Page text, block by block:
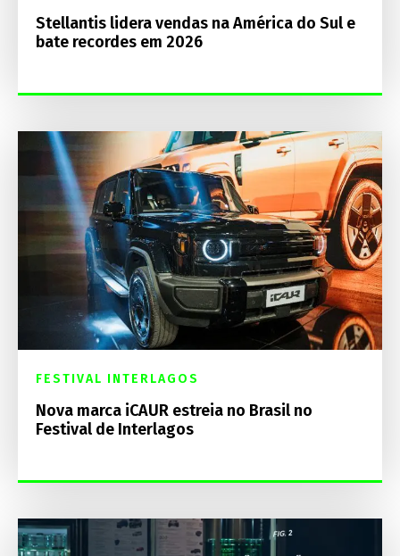
Stellantis lidera vendas na América do Sul e
bate recordes em 2026
FESTIVAL INTERLAGOS
Nova marca iCAUR estreia no Brasil no
Festival de Interlagos